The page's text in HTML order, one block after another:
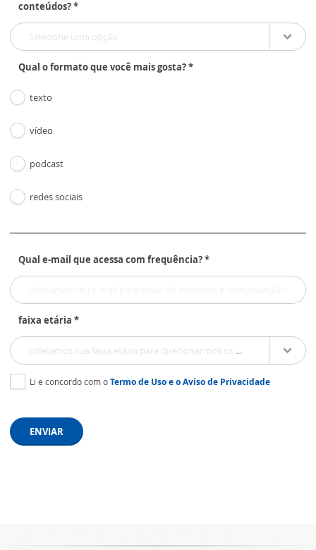
conteúdos? *
Selecione uma opção
Qual o formato que você mais gosta? *
texto
vídeo
podcast
redes sociais
Qual e-mail que acessa com frequência? *
faixa etária *
coletamos sua faixa etária para direcionarmos os materiais e comunicações
Li e concordo com oTermo de Usoe oAviso de Privacidade
ENVIAR